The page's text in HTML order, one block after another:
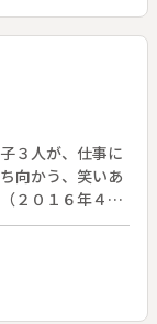
人を“技能実習
、最長で３年
の場しのぎの対
きた２人のベト
者受け入れ制度
３人が、仕事に
向かう、笑いあ
２０１６年４月
。食品会社に勤
”の２９歳。成
さらに入社２年
にモヤモヤし、